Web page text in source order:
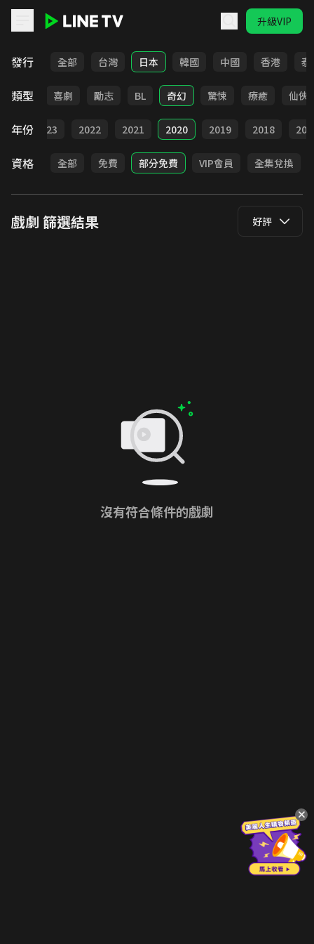
升級VIP
發行 全部 台灣 日本 韓國 中國 香港 泰
類型
懸疑 喜劇 勵志 BL 奇幻 驚悚 療癒 仙俠
年份 2023 2022 2021 2020 2019 2018
資格 全部 免費 部分免費 VIP會員 全集兌換
戲劇 篩選結果 好評
沒有符合條件的戲劇